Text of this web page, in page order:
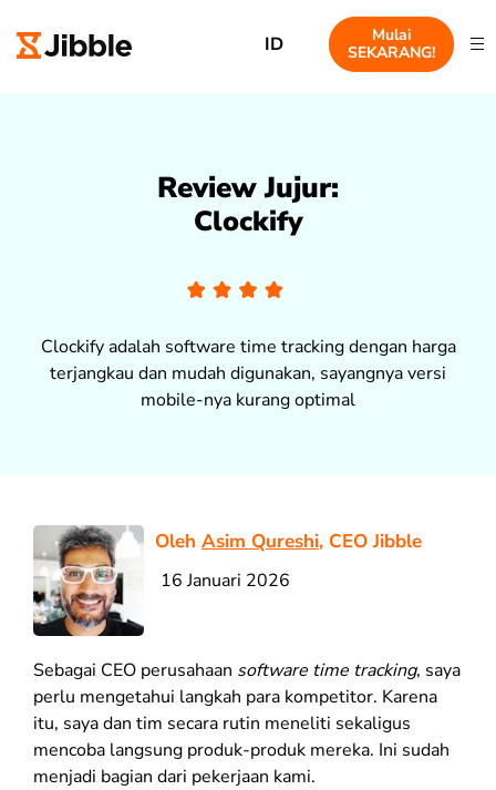
ID
Mulai
SEKARANG!
Review Jujur:
Clockify
Clockify adalah software time tracking dengan harga
terjangkau dan mudah digunakan, sayangnya versi
mobile-nya kurang optimal
Oleh Asim Qureshi, CEO Jibble
16 Januari 2026
Sebagai CEO perusahaan software time tracking, saya
perlu mengetahui langkah para kompetitor. Karena
itu, saya dan tim secara rutin meneliti sekaligus
mencoba langsung produk-produk mereka. Ini sudah
menjadi bagian dari pekerjaan kami.